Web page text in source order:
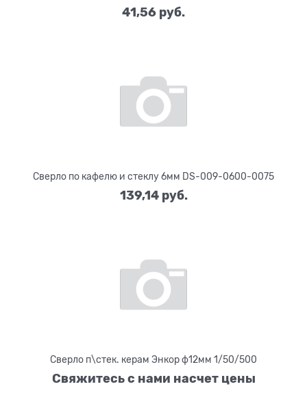
41,56 руб.
Сверло по кафелю и стеклу 6мм DS-009-0600-0075
139,14 руб.
Сверло п\стек. керам Энкор ф12мм 1/50/500
Свяжитесь с нами насчет цены